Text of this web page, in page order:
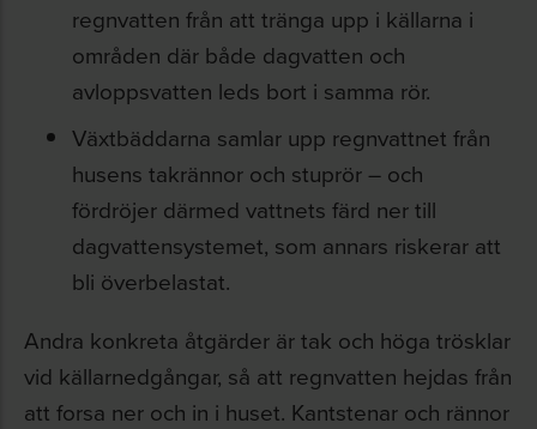
regnvatten från att tränga upp i källarna i
områden där både dagvatten och
avloppsvatten leds bort i samma rör.
Växtbäddarna samlar upp regnvattnet från
husens takrännor och stuprör – och
fördröjer därmed vattnets färd ner till
dagvattensystemet, som annars riskerar att
bli överbelastat.
Andra konkreta åtgärder är tak och höga trösklar
vid källarnedgångar, så att regnvatten hejdas från
att forsa ner och in i huset. Kantstenar och rännor